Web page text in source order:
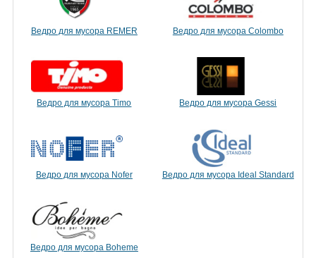
Ведро для мусора REMER Ведро для мусора Colombo
Ведро для мусора Timo Ведро для мусора Gessi
Ведро для мусора Nofer Ведро для мусора Ideal Standard
Ведро для мусора Boheme